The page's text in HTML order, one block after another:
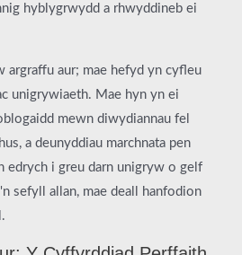
hyblygrwydd a rhwyddineb ei
argraffu aur; mae hefyd yn cyfleu
unigrywiaeth. Mae hyn yn ei
mewn diwydiannau fel
a deunyddiau marchnata pen
edrych i greu darn unigryw o gelf
sefyll allan, mae deall hanfodion